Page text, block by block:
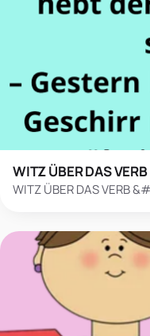
WITZ ÜBER DAS
WITZ ÜBER DAS VERB